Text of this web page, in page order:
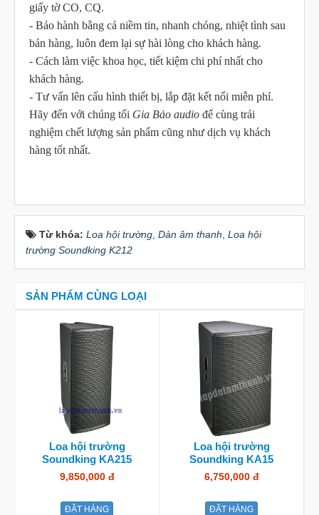
giấy tờ CO, CQ.
- Bảo hành bằng cả niềm tin, nhanh chóng, nhiệt tình sau
bán hàng, luôn đem lại sự hài lòng cho khách hàng.
- Cách làm việc khoa học, tiết kiệm chi phí nhất cho
khách hàng.
- Tư vấn lên cấu hình thiết bị, lắp đặt kết nối miễn phí.
Hãy đến với chúng tối Gia Bảo audio để cùng trải
nghiệm chết lượng sản phẩm cũng như dịch vụ khách
hàng tốt nhất.
Từ khóa: Loa hội trường Dàn âm thanh Loa hội
trường Soundking K212
SẢN PHẨM CÙNG LOẠI
Loa hội trường
Soundking KA215
9,850,000 đ
ĐẶT HÀNG
Loa hội trường
Soundking KA15
6,750,000 đ
ĐẶT HÀNG